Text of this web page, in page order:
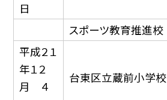
日
スポーツ教育推進校
平成２１
年１２
月 ４
台東区立蔵前小学校